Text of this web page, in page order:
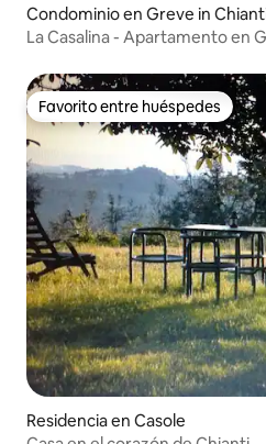
Condominio en Greve in
La Casalina - Apartamento en
Favorito entre huéspedes
Favorito entre huéspedes
Residencia en Casole